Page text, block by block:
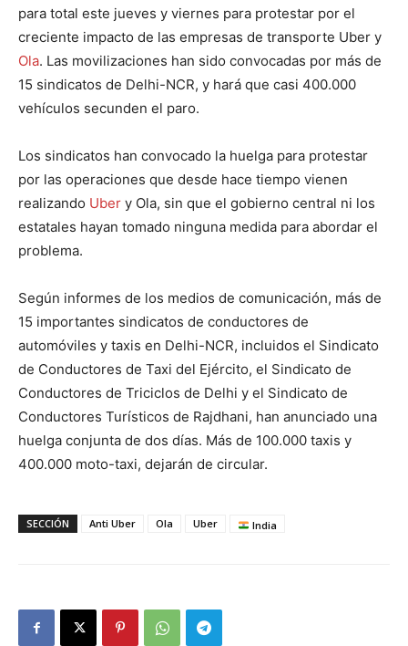
para total este jueves y viernes para protestar por el
creciente impacto de las empresas de transporte Uber y
Ola. Las movilizaciones han sido convocadas por más de
15 sindicatos de Delhi-NCR, y hará que casi 400.000
vehículos secunden el paro.
Los sindicatos han convocado la huelga para protestar
por las operaciones que desde hace tiempo vienen
realizando Uber y Ola, sin que el gobierno central ni los
estatales hayan tomado ninguna medida para abordar el
problema.
Según informes de los medios de comunicación, más de
15 importantes sindicatos de conductores de
automóviles y taxis en Delhi-NCR, incluidos el Sindicato
de Conductores de Taxi del Ejército, el Sindicato de
Conductores de Triciclos de Delhi y el Sindicato de
Conductores Turísticos de Rajdhani, han anunciado una
huelga conjunta de dos días. Más de 100.000 taxis y
400.000 moto-taxi, dejarán de circular.
SECCIÓN Anti Uber Ola Uber India